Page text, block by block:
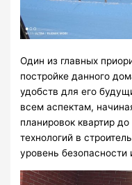
Один из главных
постройке данного
удобств для его
всем аспектам,
планировок квартир
технологий в
уровень безопасности